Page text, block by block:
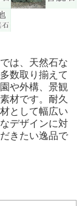
は、天然石な
数取り揃えて
や外構、景観
材です。耐久
として幅広い
デザインに対
きたい逸品で